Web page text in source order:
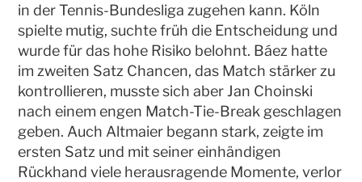
in der Tennis-Bundesliga zugehen kann. Köln
spielte mutig, suchte früh die Entscheidung und
wurde für das hohe Risiko belohnt. Báez hatte
im zweiten Satz Chancen, das Match stärker zu
kontrollieren, musste sich aber Jan Choinski
nach einem engen Match-Tie-Break geschlagen
geben. Auch Altmaier begann stark, zeigte im
ersten Satz und mit seiner einhändigen
Rückhand viele herausragende Momente, verlor